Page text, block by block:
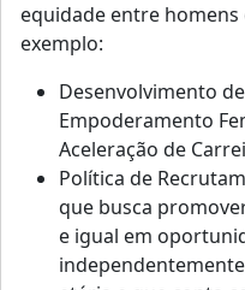
equidade entre
exemplo:
Desenvolvimento
Empoderamento
Aceleração de
Política de
que busca
e igual em